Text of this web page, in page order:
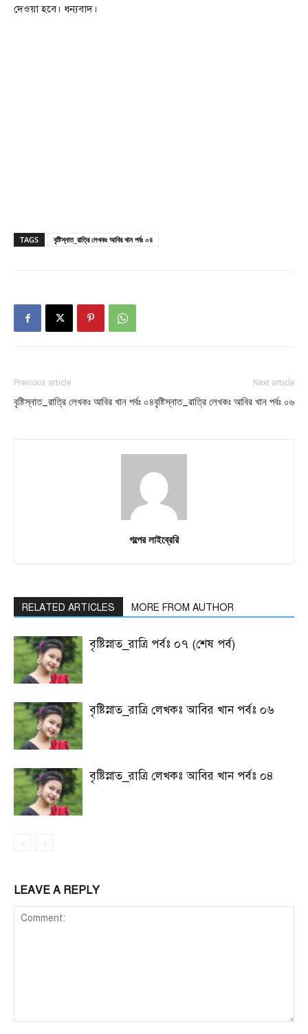
দেওয়া হবে। ধন্যবাদ।
TAGS বৃষ্টিস্নাত_রাত্রি লেখকঃ আবির খান পর্বঃ ০৪
Previous article
বৃষ্টিস্নাত_রাত্রি লেখকঃ আবির খান পর্বঃ ০৪
Next article
বৃষ্টিস্নাত_রাত্রি লেখকঃ আবির খান পর্বঃ ০৬
গল্পের লাইব্রেরি
RELATED ARTICLES MORE FROM AUTHOR
বৃষ্টিস্নাত_রাত্রি পর্বঃ ০৭ (শেষ পর্ব)
বৃষ্টিস্নাত_রাত্রি লেখকঃ আবির খান পর্বঃ ০৬
বৃষ্টিস্নাত_রাত্রি লেখকঃ আবির খান পর্বঃ ০৪
LEAVE A REPLY